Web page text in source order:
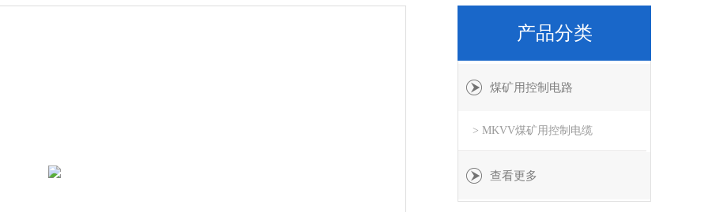
产品分类
煤矿用控制电路
> MKVV煤矿用控制电缆
查看更多